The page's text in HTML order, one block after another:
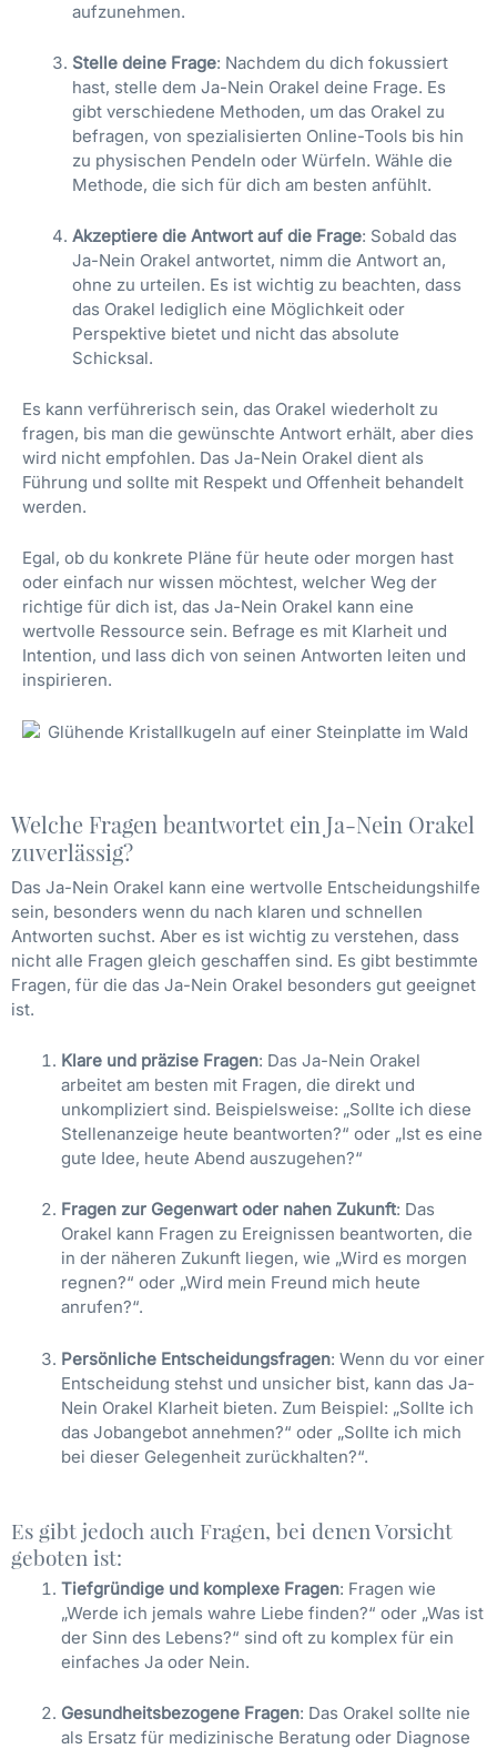
aufzunehmen.
Stelle deine Frage: Nachdem du dich fokussiert
hast, stelle dem Ja-Nein Orakel deine Frage. Es
gibt verschiedene Methoden, um das Orakel zu
befragen, von spezialisierten Online-Tools bis hin
zu physischen Pendeln oder Würfeln. Wähle die
Methode, die sich für dich am besten anfühlt.
Akzeptiere die Antwort auf die Frage: Sobald das
Ja-Nein Orakel antwortet, nimm die Antwort an,
ohne zu urteilen. Es ist wichtig zu beachten, dass
das Orakel lediglich eine Möglichkeit oder
Perspektive bietet und nicht das absolute
Schicksal.
Es kann verführerisch sein, das Orakel wiederholt zu
fragen, bis man die gewünschte Antwort erhält, aber dies
wird nicht empfohlen. Das Ja-Nein Orakel dient als
Führung und sollte mit Respekt und Offenheit behandelt
werden.
Egal, ob du konkrete Pläne für heute oder morgen hast
oder einfach nur wissen möchtest, welcher Weg der
richtige für dich ist, das Ja-Nein Orakel kann eine
wertvolle Ressource sein. Befrage es mit Klarheit und
Intention, und lass dich von seinen Antworten leiten und
inspirieren.
Welche Fragen beantwortet ein Ja-Nein Orakel
zuverlässig?
Das Ja-Nein Orakel kann eine wertvolle Entscheidungshilfe
sein, besonders wenn du nach klaren und schnellen
Antworten suchst. Aber es ist wichtig zu verstehen, dass
nicht alle Fragen gleich geschaffen sind. Es gibt bestimmte
Fragen, für die das Ja-Nein Orakel besonders gut geeignet
ist.
Klare und präzise Fragen: Das Ja-Nein Orakel
arbeitet am besten mit Fragen, die direkt und
unkompliziert sind. Beispielsweise: „Sollte ich diese
Stellenanzeige heute beantworten?“ oder „Ist es eine
gute Idee, heute Abend auszugehen?“
Fragen zur Gegenwart oder nahen Zukunft: Das
Orakel kann Fragen zu Ereignissen beantworten, die
in der näheren Zukunft liegen, wie „Wird es morgen
regnen?“ oder „Wird mein Freund mich heute
anrufen?“.
Persönliche Entscheidungsfragen: Wenn du vor einer
Entscheidung stehst und unsicher bist, kann das Ja-
Nein Orakel Klarheit bieten. Zum Beispiel: „Sollte ich
das Jobangebot annehmen?“ oder „Sollte ich mich
bei dieser Gelegenheit zurückhalten?“.
Es gibt jedoch auch Fragen, bei denen Vorsicht
geboten ist:
Tiefgründige und komplexe Fragen: Fragen wie
„Werde ich jemals wahre Liebe finden?“ oder „Was ist
der Sinn des Lebens?“ sind oft zu komplex für ein
einfaches Ja oder Nein.
Gesundheitsbezogene Fragen: Das Orakel sollte nie
als Ersatz für medizinische Beratung oder Diagnose